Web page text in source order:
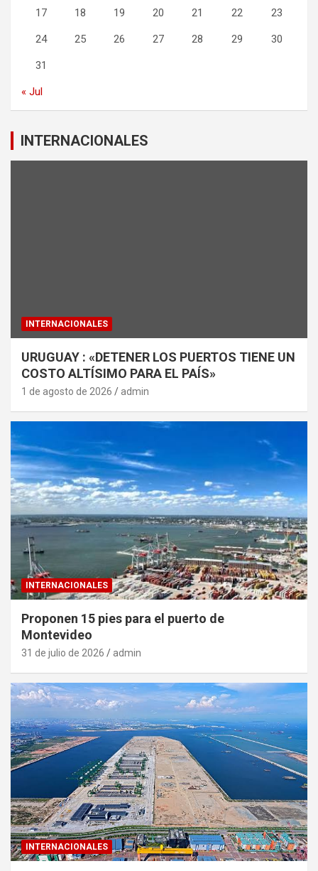
17 18 19 20 21 22 23
24 25 26 27 28 29 30
31
« Jul
INTERNACIONALES
INTERNACIONALES
URUGUAY : «DETENER LOS PUERTOS TIENE UN
COSTO ALTÍSIMO PARA EL PAÍS»
1 de agosto de 2026 admin
INTERNACIONALES
Proponen 15 pies para el puerto de
Montevideo
31 de julio de 2026 admin
INTERNACIONALES